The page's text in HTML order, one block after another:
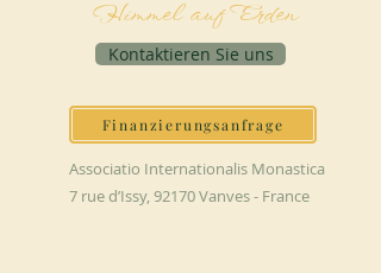
Himmel auf Erden
Kontaktieren Sie uns
Finanzierungsanfrage
Associatio Internationalis Monastica
7 rue d’Issy, 92170 Vanves - France